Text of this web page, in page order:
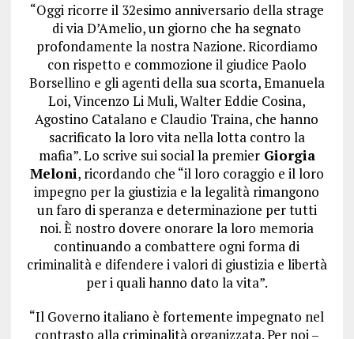
“Oggi ricorre il 32esimo anniversario della strage
di via D’Amelio, un giorno che ha segnato
profondamente la nostra Nazione. Ricordiamo
con rispetto e commozione il giudice Paolo
Borsellino e gli agenti della sua scorta, Emanuela
Loi, Vincenzo Li Muli, Walter Eddie Cosina,
Agostino Catalano e Claudio Traina, che hanno
sacrificato la loro vita nella lotta contro la
mafia”. Lo scrive sui social la premierGiorgia
Meloni, ricordando che “il loro coraggio e il loro
impegno per la giustizia e la legalità rimangono
un faro di speranza e determinazione per tutti
noi. È nostro dovere onorare la loro memoria
continuando a combattere ogni forma di
criminalità e difendere i valori di giustizia e libertà
per i quali hanno dato la vita”.
“Il Governo italiano è fortemente impegnato nel
contrasto alla criminalità organizzata. Per noi –